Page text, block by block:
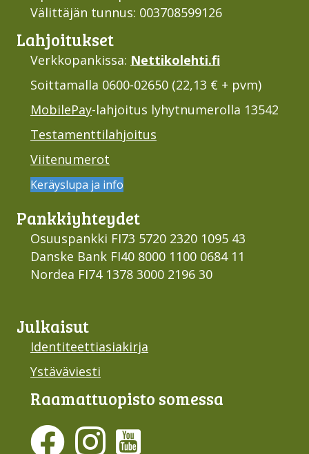
Välittäjän tunnus: 003708599126
Lahjoi­tukset
Verkkopankissa: Nettikolehti.fi
Soittamalla 0600-02650 (22,13 € + pvm)
MobilePay-lahjoitus lyhytnumerolla 13542
Testamenttilahjoitus
Viitenumerot
Keräyslupa ja info
Pankki­yhteydet
Osuuspankki FI73 5720 2320 1095 43
Danske Bank FI40 8000 1100 0684 11
Nordea FI74 1378 3000 2196 30
Julkaisut
Identiteettiasiakirja
Ystäväviesti
Raamattu­opisto somessa